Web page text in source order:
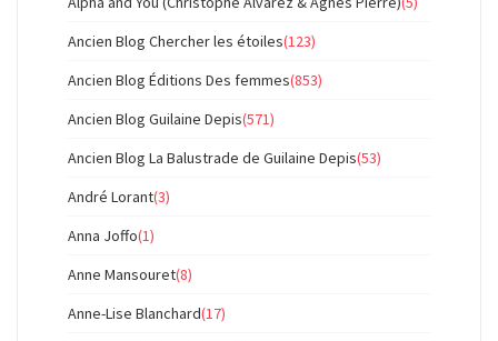
Ancien Blog Chercher les étoiles(123)
Ancien Blog Éditions Des femmes(853)
Ancien Blog Guilaine Depis(571)
Ancien Blog La Balustrade de Guilaine Depis(53)
André Lorant(3)
Anna Joffo(1)
Anne Mansouret(8)
Anne-Lise Blanchard(17)